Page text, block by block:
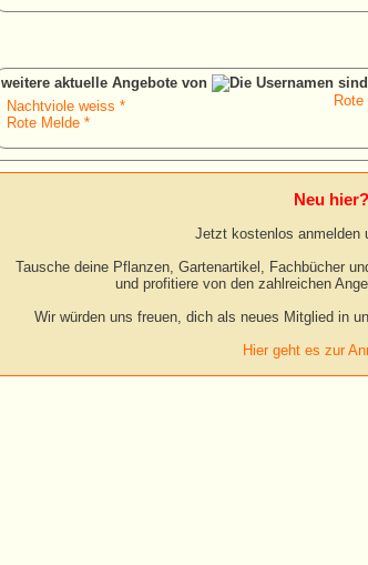
weitere aktuelle Angebote von
Nachtviole weiss *
Rote Melde *
Neu hier?
Jetzt kostenlos anmelden
Tausche deine Pflanzen, Gartenartikel, Fachbücher
und profitiere von den zahlreichen
Wir würden uns freuen, dich als neues Mitglied in
Hier geht es zur